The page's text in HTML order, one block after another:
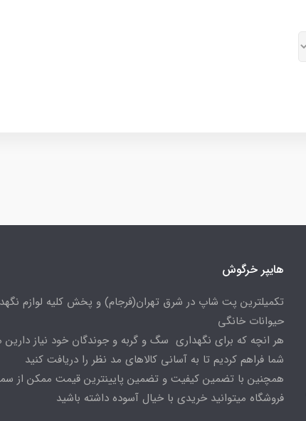
هایپر خرگوش
تکمیلترین پت شاپ در شرق تهران(فرجام) و پخش کلیه لوازم
حیوانات خانگی
هر انچه که برای نگهداری سگ و گربه و جوندگان خود نیاز دارین
شما فراهم کردیم تا به آسانی کالاهای مد نظر را دریافت کنید
همچنین با تضمین کیفیت و تضمین پایینترین قیمت ممکن از
فروشگاه میتوانید خریدی با خیال آسوده داشته باشید